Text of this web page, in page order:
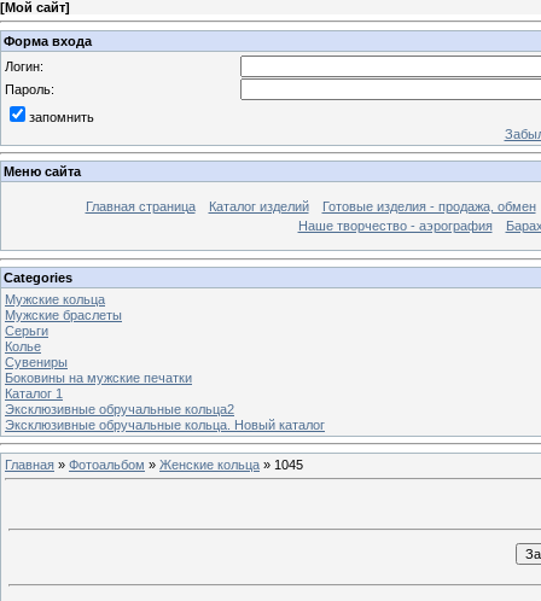
[Мой сайт]
Форма входа
Логин:
Пароль:
запомнить
Меню сайта
Главная страница Каталог изделий
Готовые изделия - продажа, обмен
Наше творчество - аэрография
Categories
Мужские кольца
Мужские браслеты
Серьги
Колье
Сувениры
Боковины на мужские печатки
Каталог 1
Эксклюзивные обручальные кольца2
Эксклюзивные обручальные кольца. Новый каталог
Главная » Фотоальбом » Женские кольца » 1045